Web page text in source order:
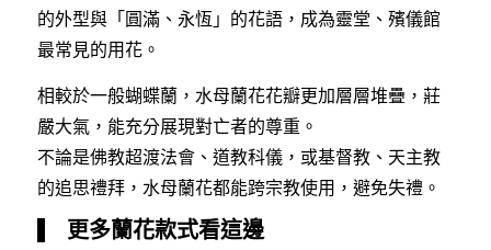
的外型與「圓滿、永恆」的花語，成為靈堂、殯儀館
最常見的用花。
相較於一般蝴蝶蘭，水母蘭花花瓣更加層層堆疊，莊
嚴大氣，能充分展現對亡者的尊重。
不論是佛教超渡法會、道教科儀，或基督教、天主教
的追思禮拜，水母蘭花都能跨宗教使用，避免失禮。
更多蘭花款式看這邊